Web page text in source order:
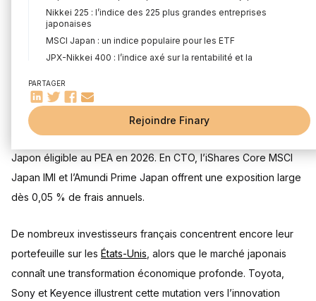
Nikkei 225 : l’indice des 225 plus grandes entreprises
japonaises
MSCI Japan : un indice populaire pour les ETF
JPX-Nikkei 400 : l’indice axé sur la rentabilité et la
Quels ETF Japon sont éligibles au PEA ?
ETF Amundi PEA Japan Topix
ETF Amundi PEA Japan Topix - Daily Hedged EUR
Quels sont les meilleurs ETF Japon pour un CTO ?
iShares Core MSCI Japan IMI UCITS ETF
Amundi MSCI Japan UCITS ETF
Xtrackers MSCI Japan UCITS ETF
Xtrackers Nikkei 225 UCITS ETF 1D
Amundi Prime Japan UCITS ETF
Stratégies d'investissement et allocation de portefeuille
L’importance de la diversification
PARTAGER
Rejoindre Finary
Rédigé par Florian Corteel Édité parLouis Sellier
Mis à jour le 17 juillet 2026
L’Amundi PEA Japon TOPIX (FR0013411980) est le seul ETF
Japon éligible au PEA en 2026. En CTO, l’iShares Core MSCI
Japan IMI et l’Amundi Prime Japan offrent une exposition large
dès 0,05 % de frais annuels.
De nombreux investisseurs français concentrent encore leur
portefeuille sur les États-Unis , alors que le marché japonais
connaît une transformation économique profonde. Toyota,
Sony et Keyence illustrent cette mutation vers l’innovation